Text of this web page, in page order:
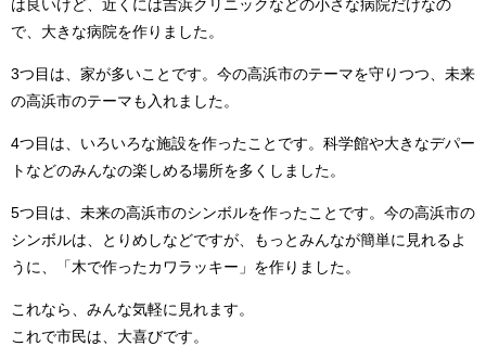
は良いけど、近くには吉浜クリニックなどの小さな病院だけなの
で、大きな病院を作りました。
3つ目は、家が多いことです。今の高浜市のテーマを守りつつ、未来
の高浜市のテーマも入れました。
4つ目は、いろいろな施設を作ったことです。科学館や大きなデパー
トなどのみんなの楽しめる場所を多くしました。
5つ目は、未来の高浜市のシンボルを作ったことです。今の高浜市の
シンボルは、とりめしなどですが、もっとみんなが簡単に見れるよ
うに、「木で作ったカワラッキー」を作りました。
これなら、みんな気軽に見れます。
これで市民は、大喜びです。